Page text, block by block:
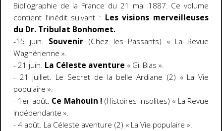
Bibliographie de la France du 21 mai 1887. Ce volume
contient l'inédit suivant : Les visions merveilleuses
du Dr. Tribulat Bonhomet.
-15 juin. Souvenir (Chez les Passants) « La Revue
Wagnérienne ».
- 21 juin. La Céleste aventure « Gil Blas ».
- 21 juillet. Le Secret de la belle Ardiane (2) « La Vie
populaire ».
- 1er août. Ce Mahouin ! (Histoires insolites) « La Revue
indépendante ».
- 4 août. La Céleste aventure (2) « La Vie populaire ».